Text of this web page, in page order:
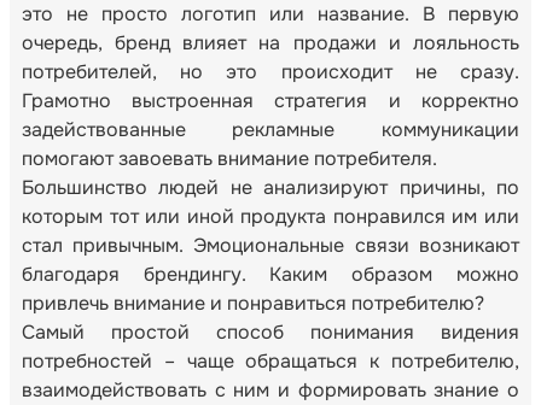
это не просто логотип или название. В первую
очередь, бренд влияет на продажи и лояльность
потребителей, но это происходит не сразу.
Грамотно выстроенная стратегия и корректно
задействованные рекламные коммуникации
помогают завоевать внимание потребителя.
Большинство людей не анализируют причины, по
которым тот или иной продукта понравился им или
стал привычным. Эмоциональные связи возникают
благодаря брендингу. Каким образом можно
привлечь внимание и понравиться потребителю?
Самый простой способ понимания видения
потребностей – чаще обращаться к потребителю,
взаимодействовать с ним и формировать знание о